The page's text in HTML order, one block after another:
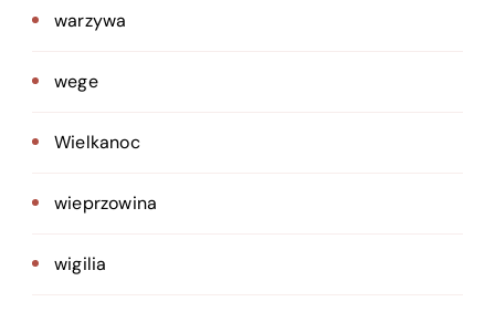
warzywa
wege
Wielkanoc
wieprzowina
wigilia